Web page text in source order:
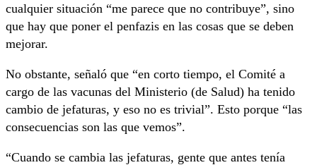
cualquier situación “me parece que no contribuye”, sino
que hay que poner el penfazis en las cosas que se deben
mejorar.
No obstante, señaló que “en corto tiempo, el Comité a
cargo de las vacunas del Ministerio (de Salud) ha tenido
cambio de jefaturas, y eso no es trivial”. Esto porque “las
consecuencias son las que vemos”.
“Cuando se cambia las jefaturas, gente que antes tenía